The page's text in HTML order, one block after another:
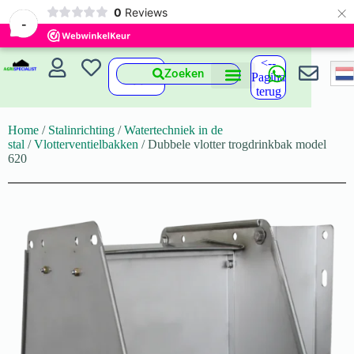
-
0 Reviews ×
Zoeken
<--
Pagina
terug
Home / Stalinrichting /Watertechniek in de
stal /Vlotterventielbakken / Dubbele vlotter trogdrinkbak model
620